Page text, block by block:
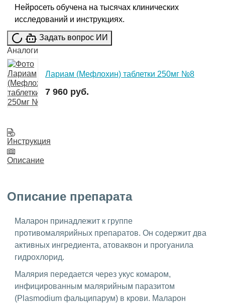
Нейросеть обучена на тысячах клинических
исследований и инструкциях.
Задать вопрос ИИ
Аналоги
Лариам (Мефлохин) таблетки 250мг №8
7 960 руб.
Инструкция
Описание
Описание препарата
Маларон принадлежит к группе
противомалярийных препаратов. Он содержит два
активных ингредиента, атоваквон и прогуанила
гидрохлорид.
Малярия передается через укус комаром,
инфицированным малярийным паразитом
(Plasmodium фальципарум) в крови. Маларон